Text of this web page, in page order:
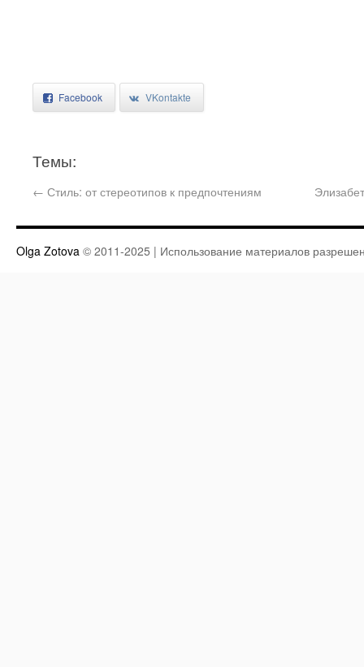
Facebook VKontakte
Темы:
← Стиль: от стереотипов к предпочтениям
Olga Zotova © 2011-2025 | Использование материалов